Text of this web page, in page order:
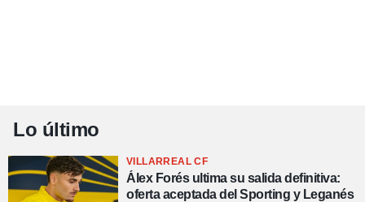
Lo último
VILLARREAL CF
Álex Forés ultima su salida definitiva:
oferta aceptada del Sporting y Leganés